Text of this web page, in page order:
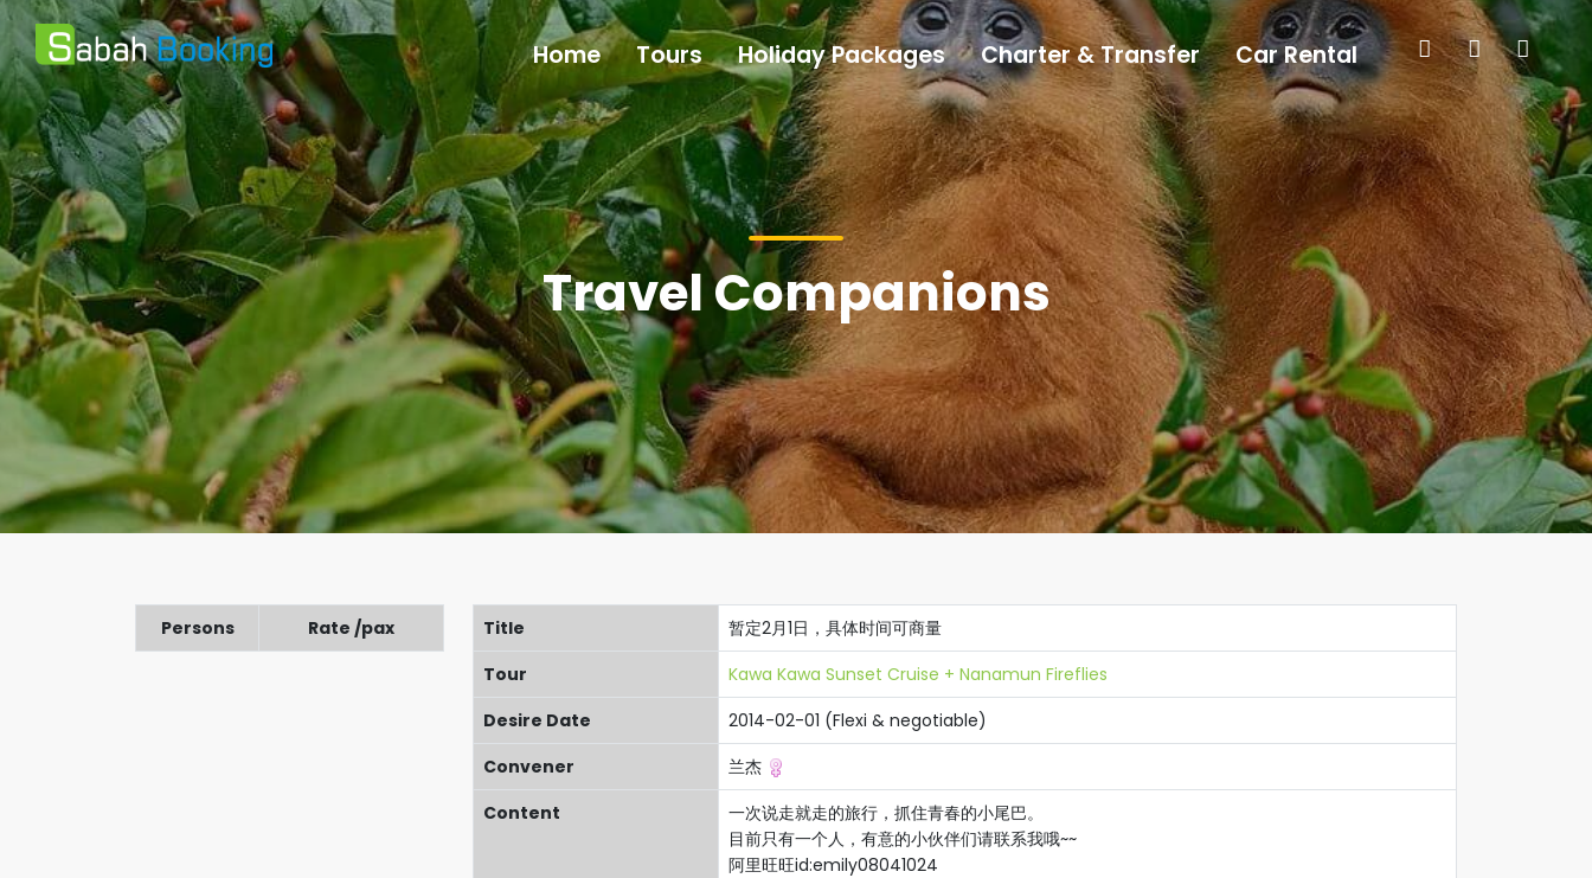
Travel Companions
Persons Rate /pax Title
暂定2月1日，具体时间可商量
Tour
Kawa Kawa Sunset Cruise + Nanamun Fireflies
Desire Date
2014-02-01 (Flexi & negotiable)
Convener
兰杰
Content
一次说走就走的旅行，抓住青春的小尾巴。
目前只有一个人，有意的小伙伴们请联系我哦~~
阿里旺旺id:emily08041024
Home Tours Holiday Packages Charter & Transfer Car Rental